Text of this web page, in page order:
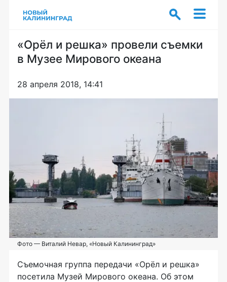
«Орёл и решка» провели съемки
в Музее Мирового океана
28 апреля 2018, 14:41
Фото — Виталий Невар, «Новый Калининград»
Съемочная группа передачи «Орёл и решка»
посетила Музей Мирового океана. Об этом